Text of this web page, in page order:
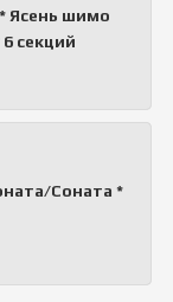
Ясень шимо
секций
Соната *